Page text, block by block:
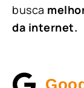
busca
da internet.